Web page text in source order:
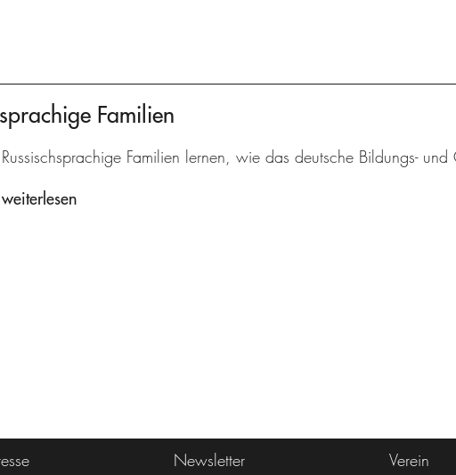
Familien
Russischsprachige Familien lernen, wie das deutsche Bildungs- und
weiterlesen
Newsletter Verein